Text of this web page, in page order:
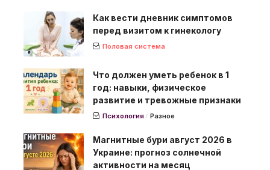
Как вести дневник симптомов
перед визитом к гинекологу
Половая система
Что должен уметь ребенок в 1
год: навыки, физическое
развитие и тревожные признаки
Психология Разное
Магнитные бури август 2026 в
Украине: прогноз солнечной
активности на месяц